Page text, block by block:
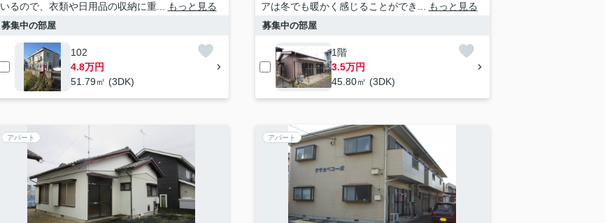
いるので、衣類や日用品の収納に重...
もっと見る
募集中の部屋
102
4.8万円
51.79㎡ (3DK)
アは冬でも暖かく感じることができ...
もっと見る
募集中の部屋
1階
3.5万円
45.80㎡ (3DK)
アパート アパート